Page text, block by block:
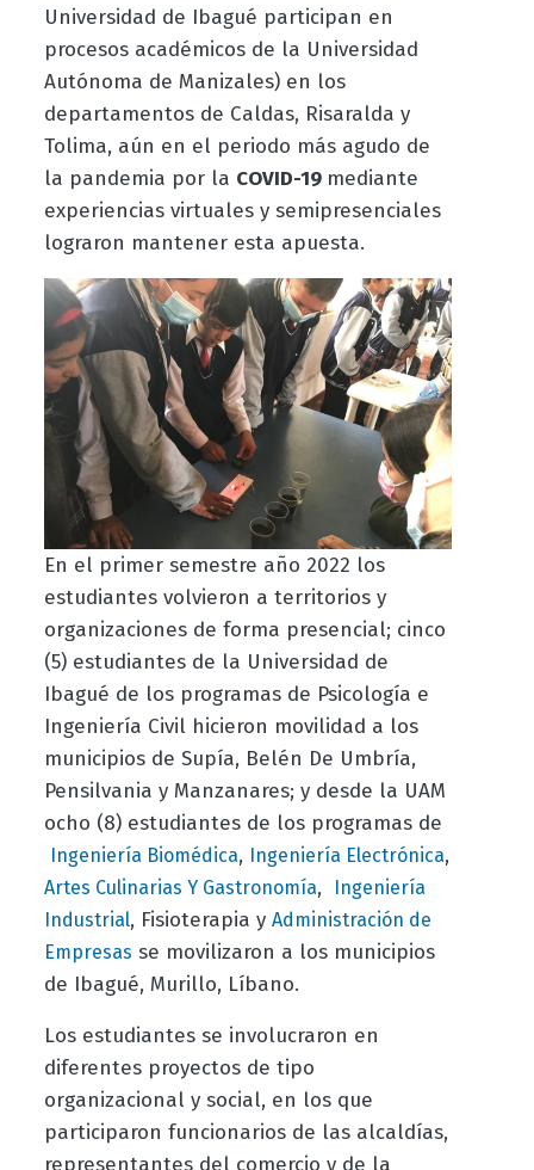
Universidad de Ibagué participan en
procesos académicos de la Universidad
Autónoma de Manizales) en los
departamentos de Caldas, Risaralda y
Tolima, aún en el periodo más agudo de
la pandemia por la COVID-19 mediante
experiencias virtuales y semipresenciales
lograron mantener esta apuesta.
En el primer semestre año 2022 los
estudiantes volvieron a territorios y
organizaciones de forma presencial; cinco
(5) estudiantes de la Universidad de
Ibagué de los programas de Psicología e
Ingeniería Civil hicieron movilidad a los
municipios de Supía, Belén De Umbría,
Pensilvania y Manzanares; y desde la UAM
ocho (8) estudiantes de los programas de
Ingeniería Biomédica, Ingeniería Electrónica,
Artes Culinarias Y Gastronomía,
Ingeniería
Industrial, Fisioterapia y Administración de
Empresas se movilizaron a los municipios
de Ibagué, Murillo, Líbano.
Los estudiantes se involucraron en
diferentes proyectos de tipo
organizacional y social, en los que
participaron funcionarios de las alcaldías,